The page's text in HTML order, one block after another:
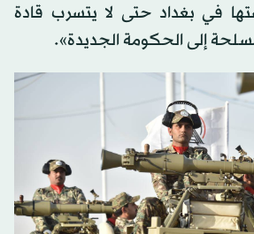
في بغداد حتى لا يتسرب قادة
إلى الحكومة الجديدة».